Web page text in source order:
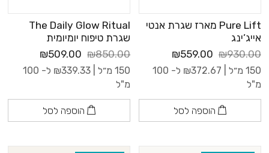
Pure Lift מארז שגרת אנטי
אייג’ינג
₪930.00
₪559.00
150 מ״ל | ₪372.67
ל- 100
מ"ל
הוספה לסל
The Daily Glow Ritual
שגרת טיפוח יומיומית
₪850.00
₪509.00
150 מ״ל | ₪339.33
ל- 100
מ"ל
הוספה לסל